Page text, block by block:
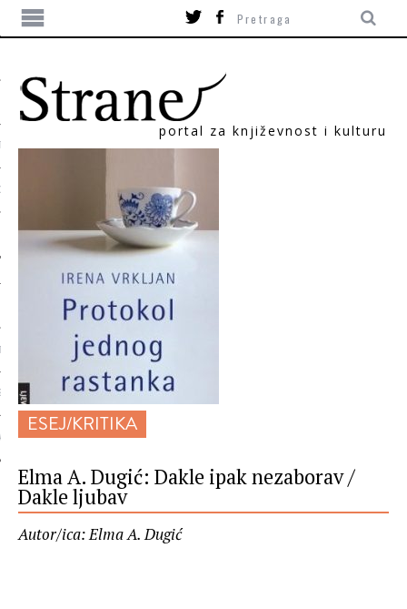
portal za književnost i kulturu
ESEJ/KRITIKA
Elma A. Dugić: Dakle ipak nezaborav /
Dakle ljubav
Autor/ica: Elma A. Dugić